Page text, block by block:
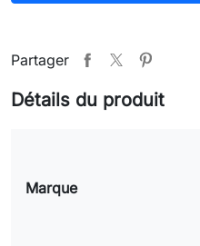
Partager
Détails du produit
Marque